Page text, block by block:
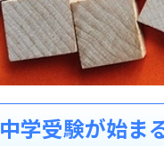
中学受験が始ま